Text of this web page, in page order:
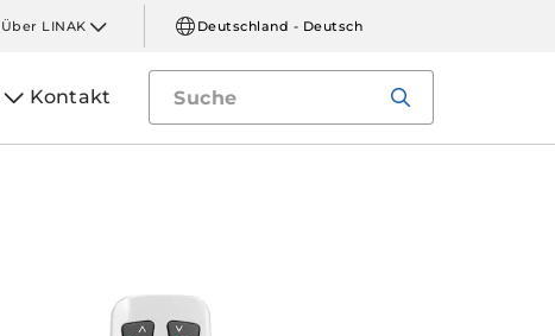
Über LINAK Deutschland - Deutsch
Kontakt